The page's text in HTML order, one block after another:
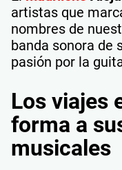
artistas que
nombres de
banda sonora de
pasión por la
Los viajes
forma a
musicales